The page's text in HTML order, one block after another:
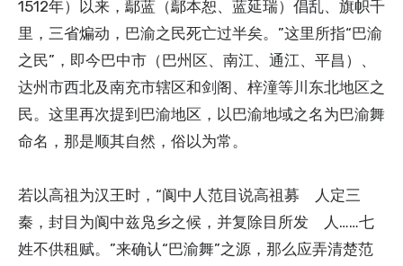
1512年）以来，鄢蓝（鄢本恕、蓝延瑞）倡乱、旗帜千
里，三省煸动，巴渝之民死亡过半矣。”这里所指“巴渝
之民”，即今巴中市（巴州区、南江、通江、平昌）、
达州市西北及南充市辖区和剑阁、梓潼等川东北地区之
民。这里再次提到巴渝地区，以巴渝地域之名为巴渝舞
命名，那是顺其自然，俗以为常。
若以高祖为汉王时，“阆中人范目说高祖募 人定三
秦，封目为阆中兹凫乡之候，并复除目所发 人……七
姓不供租赋。”来确认“巴渝舞”之源，那么应弄清楚范